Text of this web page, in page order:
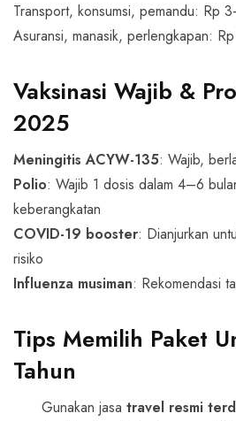
Transport, konsumsi, pemandu: Rp
Asuransi, manasik, perlengkapan:
Vaksinasi Wajib &
2025
Meningitis ACYW-135: Wajib,
Polio: Wajib 1 dosis dalam 4–6
keberangkatan
COVID-19 booster: Dianjurkan
risiko
Influenza musiman: Rekomendasi
Tips Memilih Paket
Tahun
Gunakan jasa travel resmi